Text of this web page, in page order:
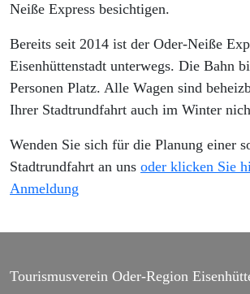
Neiße Express besichtigen.
Bereits seit 2014 ist der Oder-Neiße
Eisenhüttenstadt unterwegs. Die Bahn
Personen Platz. Alle Wagen sind
Ihrer Stadtrundfahrt auch im Winter
Wenden Sie sich für die Planung einer
Stadtrundfahrt an uns oder klicken Sie
Anmeldung
Tourismusverein Oder-Region